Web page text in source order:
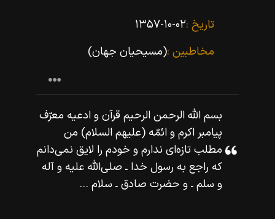
تاریخ :۱۳۵۷-۱۰-۰۲
مخاطبین :(مسیحیان جهان)
بسم اللّه‌ الرحمن الرحيم قرآن و ادعيه معرّف
پيامبر اكرم و ائمّه (عليهم السلام) من
مطلب تازه‌اى ندارم و خودم را لايق نمى‌دانم
كه راجع به رسول خدا ـ صلى‌اللّه‌ عليه و آله
و سلم ـ و حضرت صادق ـ سلام ...